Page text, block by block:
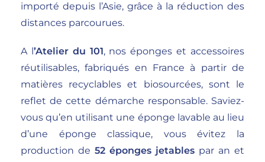
importé depuis l’Asie, grâce à la réduction des
distances parcourues.
A l ’Atelier du 101, nos éponges et accessoires
réutilisables, fabriqués en France à partir de
matières recyclables et biosourcées, sont le
reflet de cette démarche responsable. Saviez-
vous qu’en utilisant une éponge lavable au lieu
d’une éponge classique, vous évitez la
production de 52 éponges jetables par an et